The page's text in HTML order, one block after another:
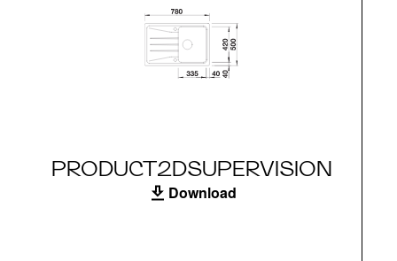
PRODUCT2DSUPERVISION
Download